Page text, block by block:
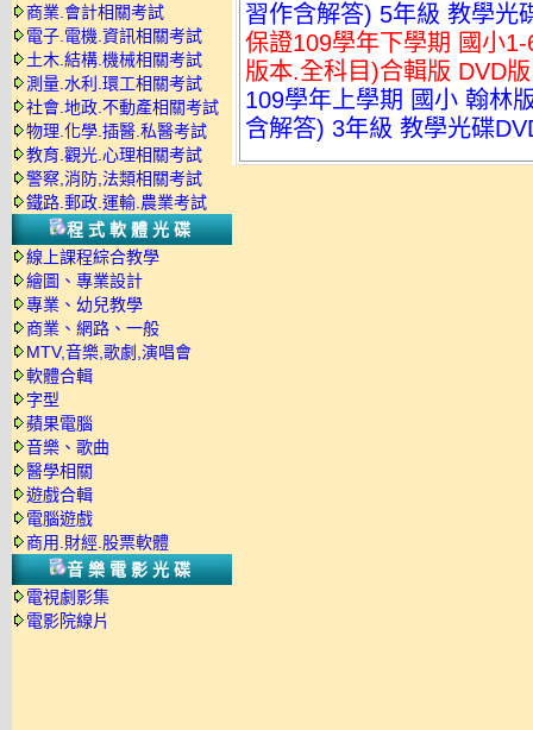
商業.會計相關考試
電子.電機.資訊相關考試
土木.結構.機械相關考試
測量.水利.環工相關考試
社會.地政.不動產相關考試
物理.化學.插醫.私醫考試
教育.觀光.心理相關考試
警察,消防,法類相關考試
鐵路.郵政.運輸.農業考試
程式軟體光碟
線上課程綜合教學
繪圖、專業設計
專業、幼兒教學
商業、網路、一般
MTV,音樂,歌劇,演唱會
軟體合輯
字型
蘋果電腦
音樂、歌曲
醫學相關
遊戲合輯
電腦遊戲
商用.財經.股票軟體
音樂電影光碟
電視劇影集
電影院線片
習作含解答) 5年級 教學光
保證109學年下學期 國小
版本.全科目)合輯版 DVD版
109學年上學期 國小 翰林
含解答) 3年級 教學光碟